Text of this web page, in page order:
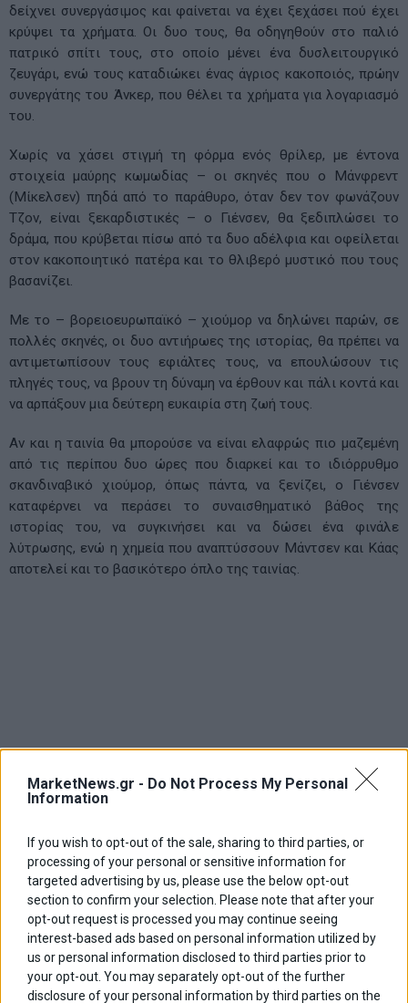
MarketNews.gr - Do Not Process My Personal
Information
If you wish to opt-out of the sale, sharing to third parties, or
processing of your personal or sensitive information for
targeted advertising by us, please use the below opt-out
section to confirm your selection. Please note that after your
opt-out request is processed you may continue seeing
interest-based ads based on personal information utilized by
us or personal information disclosed to third parties prior to
your opt-out. You may separately opt-out of the further
disclosure of your personal information by third parties on the
δείχνει συνεργάσιμος και φαίνεται να έχει ξεχάσει πού έχει
κρύψει τα χρήματα. Οι δυο τους, θα οδηγηθούν στο παλιό
πατρικό σπίτι τους, στο οποίο μένει ένα δυσλειτουργικό
ζευγάρι, ενώ τους καταδιώκει ένας άγριος κακοποιός, πρώην
συνεργάτης του Άνκερ, που θέλει τα χρήματα για λογαριασμό
του.
Χωρίς να χάσει στιγμή τη φόρμα ενός θρίλερ, με έντονα
στοιχεία μαύρης κωμωδίας – οι σκηνές που ο Μάνφρεντ
(Μίκελσεν) πηδά από το παράθυρο, όταν δεν τον φωνάζουν
Τζον, είναι ξεκαρδιστικές – ο Γιένσεν, θα ξεδιπλώσει το
δράμα, που κρύβεται πίσω από τα δυο αδέλφια και οφείλεται
στον κακοποιητικό πατέρα και το θλιβερό μυστικό που τους
βασανίζει.
Με το – βορειοευρωπαϊκό – χιούμορ να δηλώνει παρών, σε
πολλές σκηνές, οι δυο αντιήρωες της ιστορίας, θα πρέπει να
αντιμετωπίσουν τους εφιάλτες τους, να επουλώσουν τις
πληγές τους, να βρουν τη δύναμη να έρθουν και πάλι κοντά και
να αρπάξουν μια δεύτερη ευκαιρία στη ζωή τους.
Αν και η ταινία θα μπορούσε να είναι ελαφρώς πιο μαζεμένη
από τις περίπου δυο ώρες που διαρκεί και το ιδιόρρυθμο
σκανδιναβικό χιούμορ, όπως πάντα, να ξενίζει, ο Γιένσεν
καταφέρνει να περάσει το συναισθηματικό βάθος της
ιστορίας του, να συγκινήσει και να δώσει ένα φινάλε
λύτρωσης, ενώ η χημεία που αναπτύσσουν Μάντσεν και Κάας
αποτελεί και το βασικότερο όπλο της ταινίας.
ΜΕ ΛΙΓΑ ΛΟΓΙΑ… Ένας ληστής τραπεζών αποφυλακίζεται και
αναζητά τα κρυμμένα κλοπιμαία. Όμως, ο μόνος που γνωρίζει
πού βρίσκονται είναι ο αδερφός του, που στο μεταξύ έχει
χάσει τη μνήμη του και νομίζει ότι είναι ο Τζον Λένον.
Backrooms